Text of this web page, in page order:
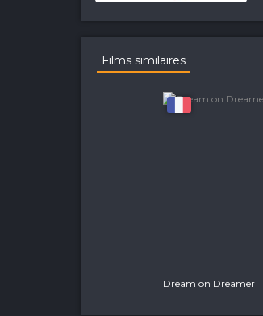
Films similaires
Dream on Dreamer